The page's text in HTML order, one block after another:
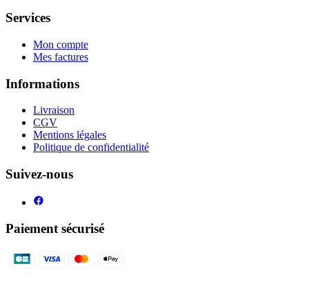
Services
Mon compte
Mes factures
Informations
Livraison
CGV
Mentions légales
Politique de confidentialité
Suivez-nous
Paiement sécurisé